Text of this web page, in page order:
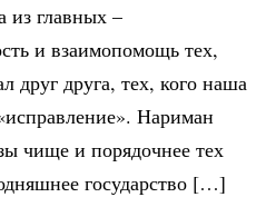
главных –
и взаимопомощь тех,
друг друга, тех, кого наша
Нариман
чище и порядочнее тех
государство […]